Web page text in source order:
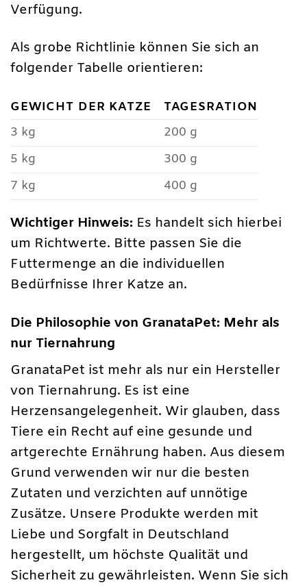
Verfügung.
Als grobe Richtlinie können Sie sich an
folgender Tabelle orientieren:
GEWICHT DER KATZE
TAGESRATION
3 kg
200 g
5 kg
300 g
7 kg
400 g
Wichtiger Hinweis: Es handelt sich hierbei
um Richtwerte. Bitte passen Sie die
Futtermenge an die individuellen
Bedürfnisse Ihrer Katze an.
Die Philosophie von GranataPet: Mehr als
nur Tiernahrung
GranataPet ist mehr als nur ein Hersteller
von Tiernahrung. Es ist eine
Herzensangelegenheit. Wir glauben, dass
Tiere ein Recht auf eine gesunde und
artgerechte Ernährung haben. Aus diesem
Grund verwenden wir nur die besten
Zutaten und verzichten auf unnötige
Zusätze. Unsere Produkte werden mit
Liebe und Sorgfalt in Deutschland
hergestellt, um höchste Qualität und
Sicherheit zu gewährleisten. Wenn Sie sich